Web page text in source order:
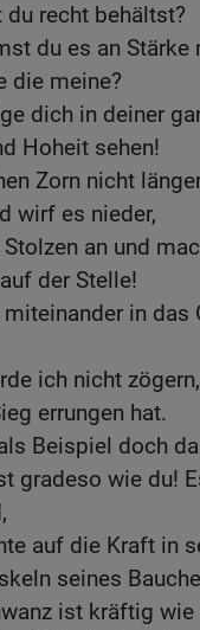
du recht behältst?
du es an
die meine?
dich in deiner
Hoheit sehen!
Zorn nicht
wirf es nieder,
an und
der Stelle!
in das
ich nicht
errungen hat.
Beispiel doch
gradeso wie du!
auf die Kraft in
seines
ist kräftig